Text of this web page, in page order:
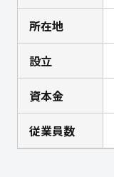
所在地
設立
資本金
従業員数